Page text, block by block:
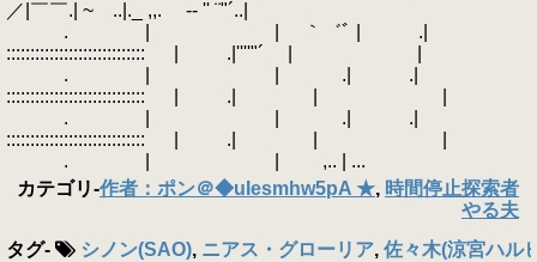
／|￣￣.| ~ ..|._ ,,. -‐ '' ¨"´..|
. | | ｀゛ﾞ | .|
::::::::::::::::::::::::::::: | .|''''"´ | |
. | | .| .|
::::::::::::::::::::::::::::: | .| | |
. | | .| .|
::::::::::::::::::::::::::::: | .| | |
. | | ,.. | ...
カテゴリ-作者：ポン＠◆uIesmhw5pA ★, 時間停止探索者
やる夫
タグ- シノン(SAO), ニアス・グローリア, 佐々木(涼宮ハル